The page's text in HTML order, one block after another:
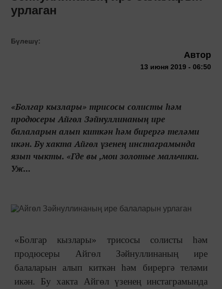
урлаган
Бүлешү:
Автор
13 июня 2019 - 06:50
«Болгар кызлары» трисосы солисты һәм
продюсеры Айгөл Зәйнуллинаның ире
балаларын алып киткән һәм бирергә теләми
икән. Бу хакта Айгөл үзенең инстаграмында
язып чыкты. «Где вы ,мои золотые мальчики.
Уж...
«Болгар кызлары» трисосы солисты һәм
продюсеры Айгөл Зәйнуллинаның ире
балаларын алып киткән һәм бирергә теләми
икән. Бу хакта Айгөл үзенең инстаграмында